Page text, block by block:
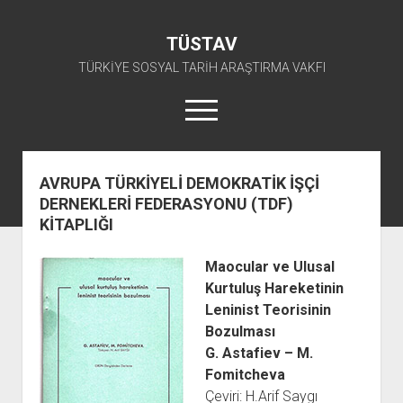
TÜSTAV
TÜRKİYE SOSYAL TARİH ARAŞTIRMA VAKFI
menüyü
aç
twitterfacebookinstagramyoutube
ANA SAYFA
aç
TKP ARŞİV FONU
TİP ARŞİV FONU
TBKP ARŞİV FONU
İŞÇİ HAREKETLERİ ARŞİV FONU
KÜTÜPHANE
açılır
aç
TKP KİTAPLIĞI
TSİP KİTAPLIĞI
TBKP KİTAPLIĞI
SÜRELİ YAYINLAR
GÖRSEL-İŞİTSEL
BAŞVURULAR
açılır
menüyü
AVRUPA TÜRKİYELİ DEMOKRATİK İŞÇİ
DERNEKLERİ FEDERASYONU (TDF)
KİTAPLIĞI
Maocular ve Ulusal
Kurtuluş Hareketinin
Leninist Teorisinin
Bozulması
G. Astafiev – M.
Fomitcheva
Çeviri: H.Arif Saygı